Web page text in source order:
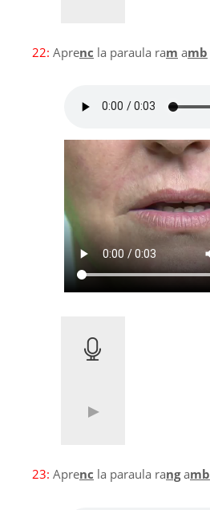
22: Aprenc la paraula ram amb
23: Aprenc la paraula rangamb